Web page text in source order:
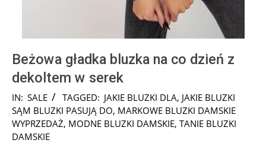
Beżowa gładka bluzka na co dzień z
dekoltem w serek
2024-
09-
29
IN: SALE TAGGED: JAKIE BLUZKI DLA, JAKIE BLUZKI
SĄM BLUZKI PASUJĄ DO, MARKOWE BLUZKI DAMSKIE
WYPRZEDAŻ, MODNE BLUZKI DAMSKIE, TANIE BLUZKI
DAMSKIE